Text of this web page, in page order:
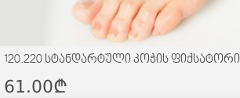
120.220 სტანდარტული კოჭის ფიქსატორი
61.00¢